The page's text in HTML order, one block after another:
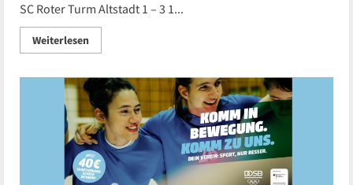
SC Roter Turm Altstadt 1 – 3 1...
WeiterlesenRead
more
2023